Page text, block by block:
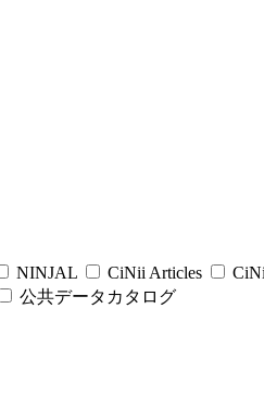
NINJAL CiNii Articles
公共データカタログ